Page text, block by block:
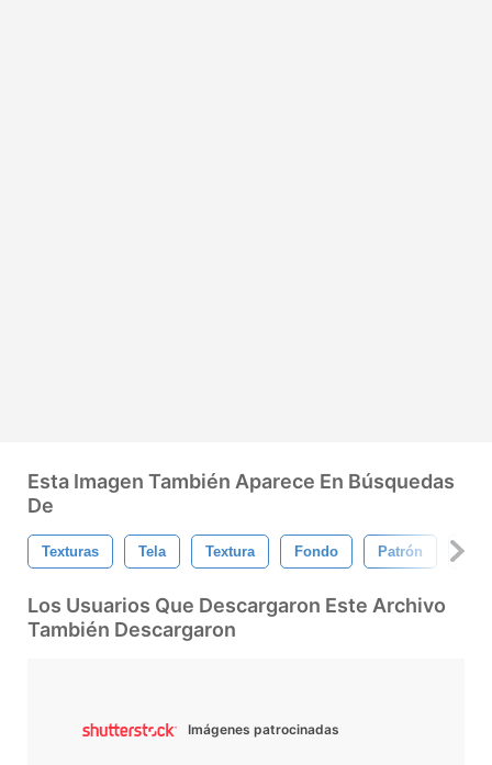
Esta Imagen También Aparece En Búsquedas
De
Texturas Tela Textura Fondo Patrón
Los Usuarios Que Descargaron Este Archivo
También Descargaron
Imágenes patrocinadas